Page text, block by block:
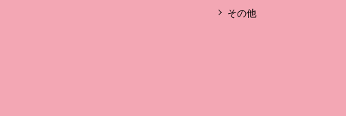
その他